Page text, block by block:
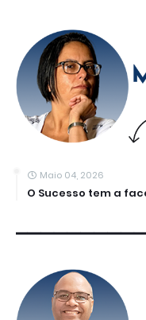
Maio 04, 2026
O Sucesso tem a